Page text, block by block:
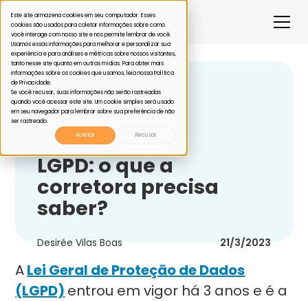
Este site armazena cookies em seu computador. Esses
cookies são usados para coletar informações sobre como
você interage com nosso site e nos permite lembrar de você.
Usamos essas informações para melhorar e personalizar sua
experiência e para análises e métricas sobre nossos visitantes,
tanto nesse site quanto em outras mídias. Para obter mais
informações sobre os cookies que usamos, leia nossa Política
de Privacidade.
Se você recusar, suas informações não serão rastreadas
quando você acessar este site. Um cookie simples será usado
em seu navegador para lembrar sobre sua preferência de não
ser rastreado.
Aceitar
Recusar
Voltar
LGPD
LGPD: o que a
corretora precisa
saber?
Desirée Vilas Boas 21/3/2023
ALei Geral de Proteção de Dados
(LGPD) entrou em vigor há 3 anos e é a